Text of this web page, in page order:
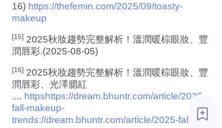
16) https://thefemin.com/2025/09/toasty-
makeup
[15] 2025秋妝趨勢完整解析！溫潤暖棕眼妝、豐
潤唇彩.(2025-08-05)
[16] 2025秋妝趨勢完整解析！溫潤暖棕眼妝、豐
潤唇彩、光澤腮紅
.... httpshttps://dream.bhuntr.com/article/2025-
fall-makeup-
trends://dream.bhuntr.com/article/2025-fall-